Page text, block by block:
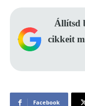
Állítsd
cikkeit
Facebook